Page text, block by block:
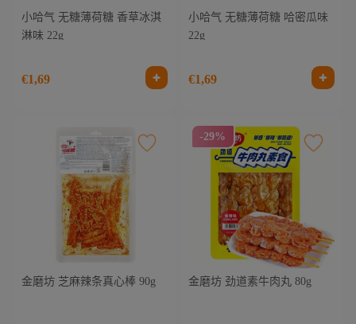
小哈气 无糖薄荷糖 香草冰淇
淋味 22g
€1,69
小哈气 无糖薄荷糖 哈密瓜味
22g
€1,69
金磨坊 芝麻辣条真心棒 90g
-29%
金磨坊 劲道素牛肉丸 80g